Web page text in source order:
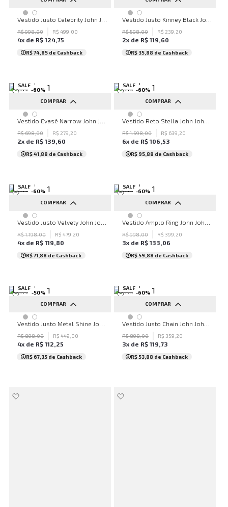
PP
R$998,00 R$ 499 00
4x de R$ 124 75
R$ 74,85 de Cashback
P M G
R$598,00 R$ 239 20
2x de R$ 119 60
R$ 35,88 de Cashback
SALE
-60%
COMPRAR
PP P
R$698,00 R$ 279 20
2x de R$ 139 60
R$ 41,88 de Cashback
SALE
-60%
COMPRAR
PP P M G
R$1.598,00 R$ 639 20
6x de R$ 106 53
R$ 95,88 de Cashback
SALE
-60%
COMPRAR
PP P M G
R$1.198,00 R$ 479 20
4x de R$ 119 80
R$ 71,88 de Cashback
SALE
-60%
COMPRAR
PP P M G
R$998,00 R$ 399 20
3x de R$ 133 06
R$ 59,88 de Cashback
SALE
-50%
COMPRAR
P
R$898,00 R$ 449 00
4x de R$ 112 25
R$ 67,35 de Cashback
SALE
-60%
COMPRAR
P
R$898,00 R$ 359 20
3x de R$ 119 73
R$ 53,88 de Cashback